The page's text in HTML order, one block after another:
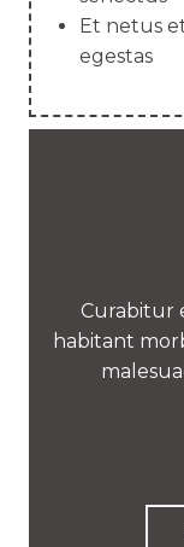
Et netus
egestas
Curabitur
habitant